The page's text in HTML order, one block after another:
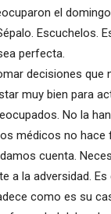
el
Escuchelos.
perfecta.
decisiones que
muy bien para
No la
médicos no hace
cuenta.
a la adversidad.
como es su